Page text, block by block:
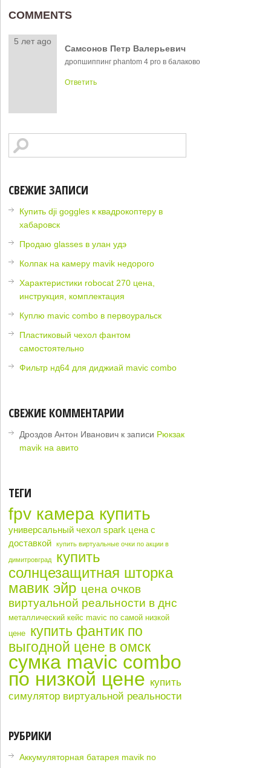
COMMENTS
5 лет ago
Самсонов Петр Валерьевич
дропшиппинг phantom 4 pro в балаково
Ответить
СВЕЖИЕ ЗАПИСИ
Купить dji goggles к квадрокоптеру в
хабаровск
Продаю glasses в улан удэ
Колпак на камеру mavik недорого
Характеристики robocat 270 цена,
инструкция, комплектация
Куплю mavic combo в первоуральск
Пластиковый чехол фантом
самостоятельно
Фильтр нд64 для диджиай mavic combo
СВЕЖИЕ КОММЕНТАРИИ
Дроздов Антон Иванович к записи Рюкзак
mavik на авито
ТЕГИ
fpv камера купить
универсальный чехол spark цена с
доставкой
купить виртуальные очки по акции в
димитровград
купить
солнцезащитная шторка
мавик эйр цена очков
виртуальной реальности в днс
металлический кейс mavic по самой низкой
цене купить фантик по
выгодной цене в омск
сумка mavic combo
по низкой цене купить
симулятор виртуальной реальности
РУБРИКИ
Аккумуляторная батарея mavik по